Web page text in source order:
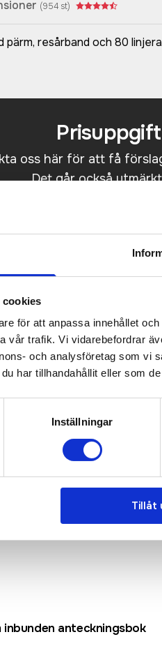
cookies
för att anpassa innehållet
vår trafik. Vi vidarebefordrar
och analysföretag som vi
har tillhandahållit eller som
Inställningar
Tillåt
(954 st)
pärm, resårband och 80
oss här för att få
Det går också
inbunden anteckningsbok